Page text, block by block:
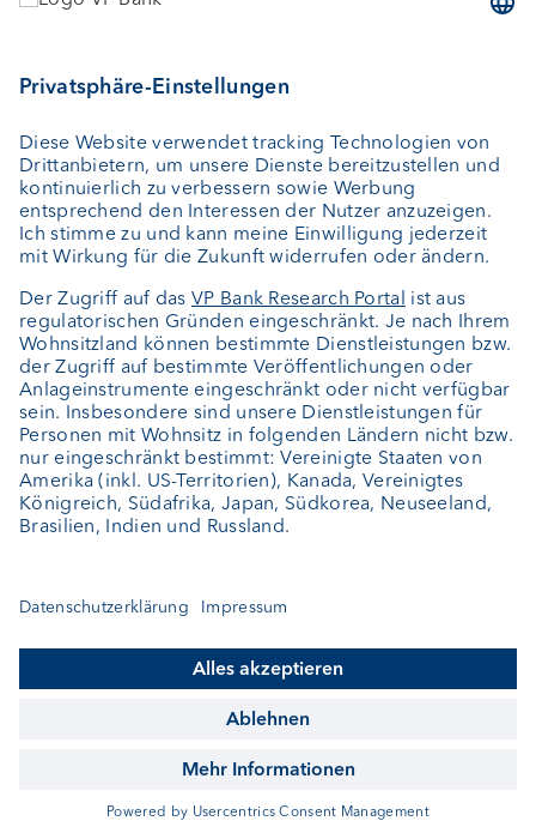
VP Bank Connect
Was ist die VP Bank Connect?
VP Bank Connect ist ein sicheres, kostenloses
und unabhängiges Login-Verfahren für das VP
Bank Kundenportal. Es dient als zusätzliches
Sicherheitselement, neben Benutzername und
Passwort. Die App arbeitet mit einem
asymmetrischen Verschlüsselungsverfahren. Der
Connect-Code wird dazu verwendet, um auf
Ihrem mobilen Gerät einen Connect-Token zu
erstellen. Der Token wird anschliessend
verwendet, um die Login-Anfragen und
ermöglicht die App der VP Bank Ihre digitale
Warum brauche ich die VP Bank Connect App?
Der VP Bank sind sichere Verbindungen im
einen möglichst hohen Standard garantieren
können, bedarf es stets des Einsatzes neuer